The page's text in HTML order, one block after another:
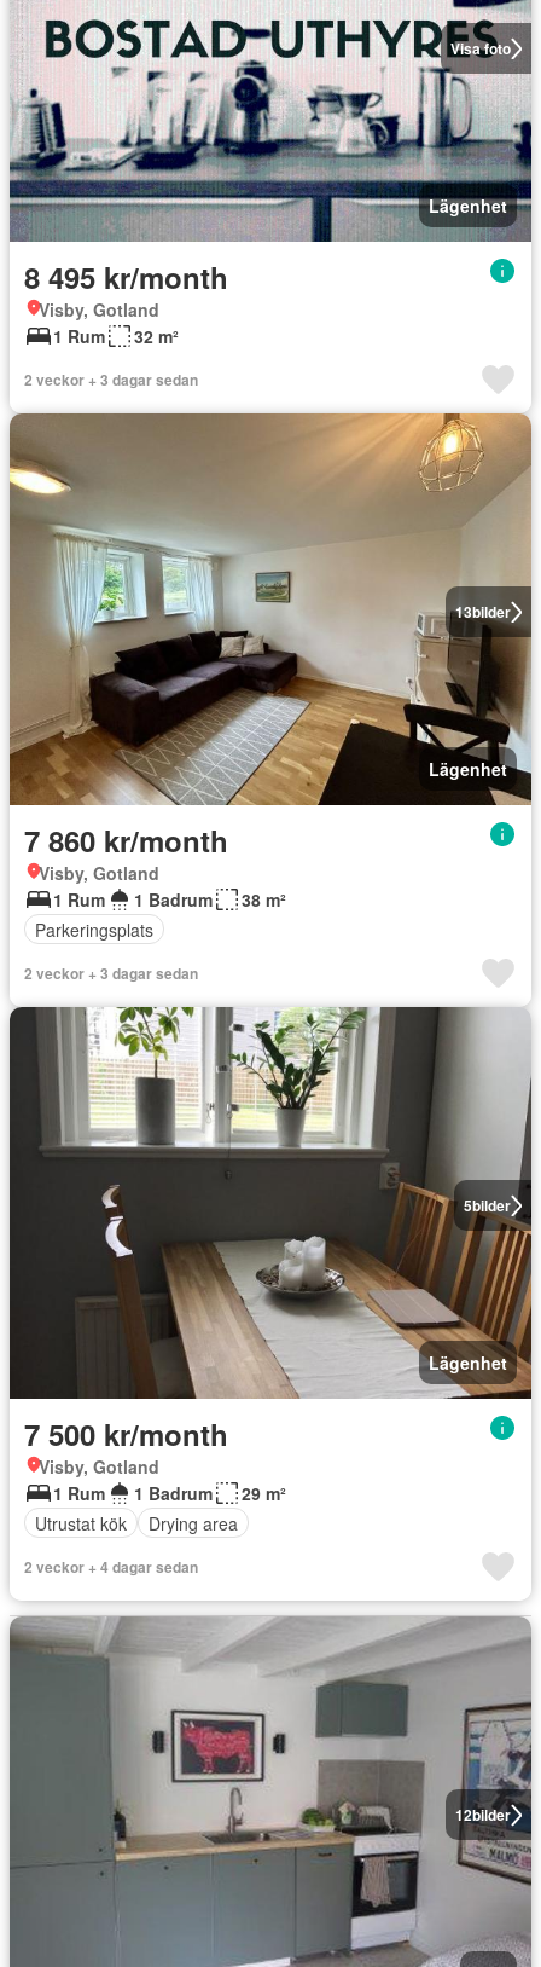
Visa foto
Lägenhet
8 495 kr/month
Visby, Gotland
1 Rum
32 m²
2 veckor + 3 dagar sedan
13bilder
Lägenhet
7 860 kr/month
Visby, Gotland
1 Rum
1 Badrum
38 m²
Parkeringsplats
2 veckor + 3 dagar sedan
5bilder
Lägenhet
7 500 kr/month
Visby, Gotland
1 Rum
1 Badrum
29 m²
Utrustat kök
Drying area
2 veckor + 4 dagar sedan
12bilder